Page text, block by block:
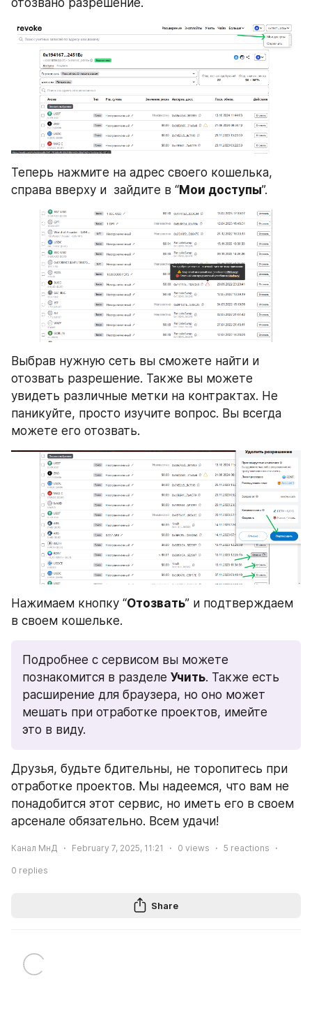
отозвано разрешение.
Теперь нажмите на адрес своего кошелька,
справа вверху и  зайдите в “Мои доступы”.
Выбрав нужную сеть вы сможете найти и
отозвать разрешение. Также вы можете
увидеть различные метки на контрактах. Не
паникуйте, просто изучите вопрос. Вы всегда
можете его отозвать.
Нажимаем кнопку “Отозвать” и подтверждаем
в своем кошельке.
Подробнее с сервисом вы можете
познакомится в разделе Учить. Также есть
расширение для браузера, но оно может
мешать при отработке проектов, имейте
это в виду.
Друзья, будьте бдительны, не торопитесь при
отработке проектов. Мы надеемся, что вам не
понадобится этот сервис, но иметь его в своем
арсенале обязательно. Всем удачи!
Канал МнД February 7, 2025, 11:21 0 views 5 reactions
0 replies
Share